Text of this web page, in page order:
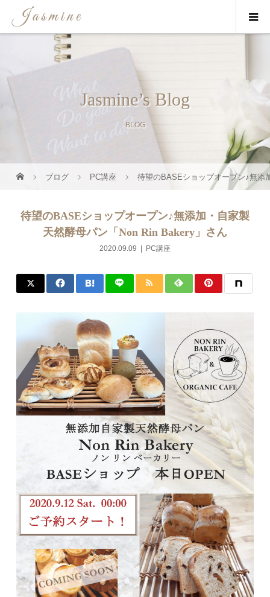
Jasmine’s Blog
BLOG
ブログ PC講座 待望のBASEショップオープン♪無添
待望のBASEショップオープン♪無添加・自家製
天然酵母パン「Non Rin Bakery」さん
2020.09.09 PC講座